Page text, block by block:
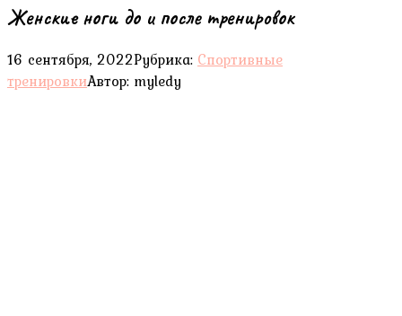
Женские ноги до и после тренировок
16 сентября, 2022Рубрика: Спортивные
тренировкиАвтор: myledy